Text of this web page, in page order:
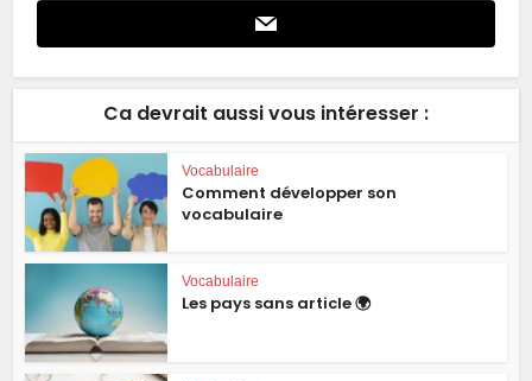
Ca devrait aussi vous intéresser :
Vocabulaire
Comment développer son
vocabulaire
Vocabulaire
Les pays sans article 🌍